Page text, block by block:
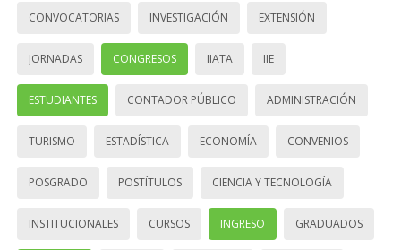
CONVOCATORIAS INVESTIGACIÓN EXTENSIÓN
JORNADAS CONGRESOS IIATA IIE
ESTUDIANTES CONTADOR PÚBLICO ADMINISTRACIÓN
TURISMO ESTADÍSTICA ECONOMÍA CONVENIOS
POSGRADO POSTÍTULOS CIENCIA Y TECNOLOGÍA
INSTITUCIONALES CURSOS INGRESO GRADUADOS